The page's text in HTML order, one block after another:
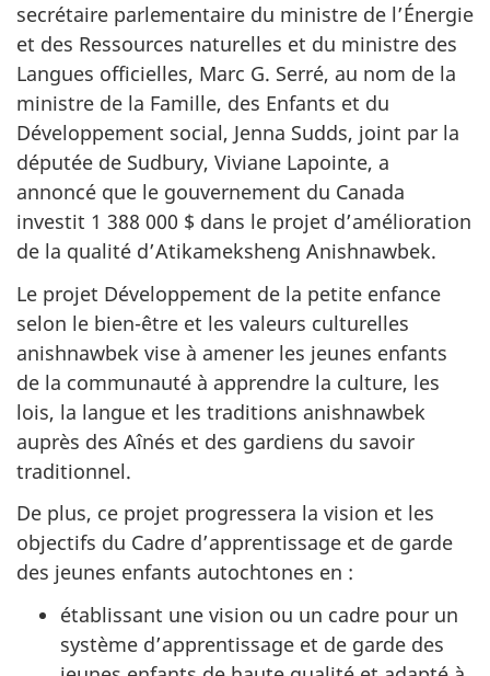
secrétaire parlementaire du ministre de l’Énergie
et des Ressources naturelles et du ministre des
Langues officielles, Marc G. Serré, au nom de la
ministre de la Famille, des Enfants et du
Développement social, Jenna Sudds, joint par la
députée de Sudbury, Viviane Lapointe, a
annoncé que le gouvernement du Canada
investit 1 388 000 $ dans le projet d’amélioration
de la qualité d’Atikameksheng Anishnawbek.
Le projet Développement de la petite enfance
selon le bien-être et les valeurs culturelles
anishnawbek vise à amener les jeunes enfants
de la communauté à apprendre la culture, les
lois, la langue et les traditions anishnawbek
auprès des Aînés et des gardiens du savoir
traditionnel.
De plus, ce projet progressera la vision et les
objectifs du Cadre d’apprentissage et de garde
des jeunes enfants autochtones en :
établissant une vision ou un cadre pour un
système d’apprentissage et de garde des